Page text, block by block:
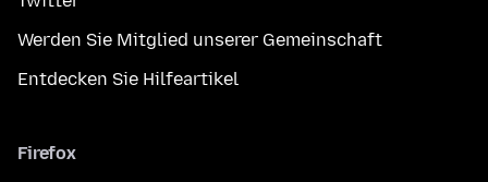
Werden Sie Mitglied unserer Gemeinschaft
Entdecken Sie Hilfeartikel
Firefox